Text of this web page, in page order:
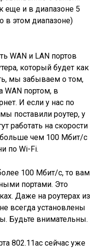
еще и в диапазоне 5
в этом диапазоне)
WAN и LAN портов
который будет как
мы забываем о том,
WAN портом, в
И если у нас по
поставили роутер, у
работать на скорости
больше чем 100 Мбит/с
по Wi-Fi.
100 Мбит/с, то вам
портами. Это
Даже на роутерах из
всегда установлены
Будьте внимательны.
802.11ac сейчас уже